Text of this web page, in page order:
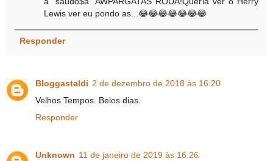
Lewis ver eu pondo as...😂😂😂😂😂😂😂
Responder
Bloggastaldi 2 de dezembro de 2018 às 16:20
Velhos Tempos. Belos dias.
Responder
Unknown 11 de janeiro de 2019 às 16:26